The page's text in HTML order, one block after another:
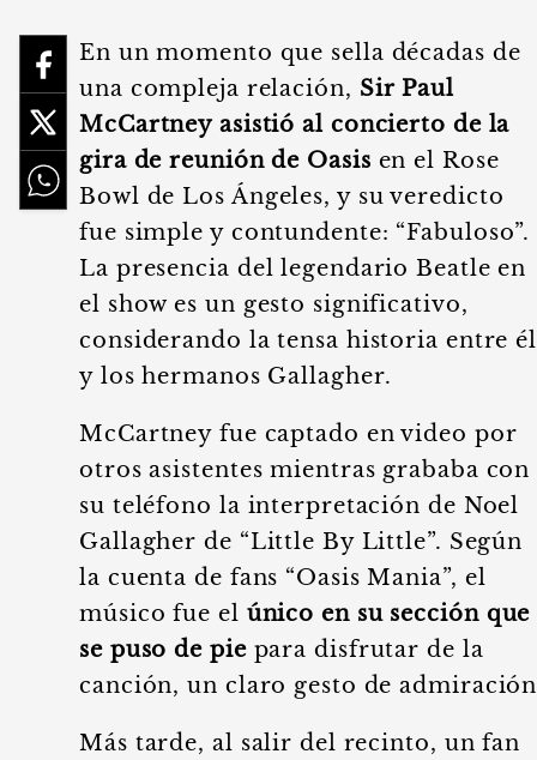
En un momento que sella décadas de
una compleja relación, Sir Paul
McCartney asistió al concierto de la
gira de reunión de Oasis en el Rose
Bowl de Los Ángeles, y su veredicto
fue simple y contundente: “Fabuloso”.
La presencia del legendario Beatle en
el show es un gesto significativo,
considerando la tensa historia entre él
y los hermanos Gallagher.
McCartney fue captado en video por
otros asistentes mientras grababa con
su teléfono la interpretación de Noel
Gallagher de “Little By Little”. Según
la cuenta de fans “Oasis Mania”, el
músico fue el único en su sección que
se puso de piepara disfrutar de la
canción, un claro gesto de
Más tarde, al salir del recinto, un fan